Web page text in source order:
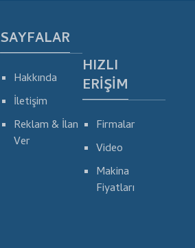
SAYFALAR
Hakkında
İletişim
Reklam & İlan
Ver
HIZLI
ERIŞIM
Firmalar
Video
Makina
Fiyatları